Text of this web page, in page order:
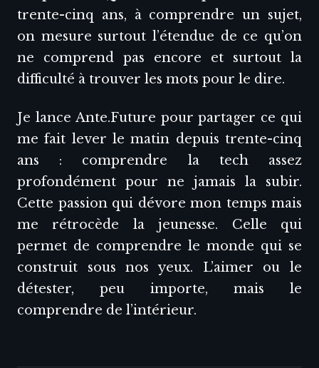
trente-cinq ans, à comprendre un sujet,
on mesure surtout l’étendue de ce qu’on
ne comprend pas encore et surtout la
difficulté à trouver les mots pour le dire.
Je lance Ante.Future pour partager ce qui
me fait lever le matin depuis trente-cinq
ans : comprendre la tech assez
profondément pour ne jamais la subir.
Cette passion qui dévore mon temps mais
me rétrocède la jeunesse. Celle qui
permet de comprendre le monde qui se
construit sous nos yeux. L’aimer ou le
détester, peu importe, mais le
comprendre de l’intérieur.